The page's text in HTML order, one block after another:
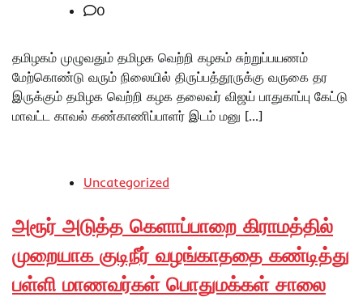
0
தமிழகம் முழுவதும் தமிழக வெற்றி கழகம் சுற்றுப்பயணம்
மேற்கொண்டு வரும் நிலையில் திருப்பத்தூருக்கு வருகை தர
இருக்கும் தமிழக வெற்றி கழக தலைவர் விஜய் பாதுகாப்பு கேட்டு
மாவட்ட காவல் கண்காணிப்பாளர் இடம் மனு […]
Uncategorized
அரூர் அடுத்த கெளாப்பாறை கிராமத்தில்
முறையாக குடிநீர் வழங்காததை கண்டித்து
பள்ளி மாணவர்கள் பொதுமக்கள் சாலை